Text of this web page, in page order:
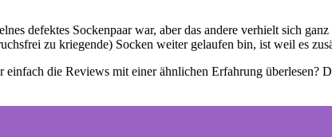
defektes Sockenpaar war, aber das andere verhielt sich
zu kriegende) Socken weiter gelaufen bin, ist weil es
die Reviews mit einer ähnlichen Erfahrung überlesen?